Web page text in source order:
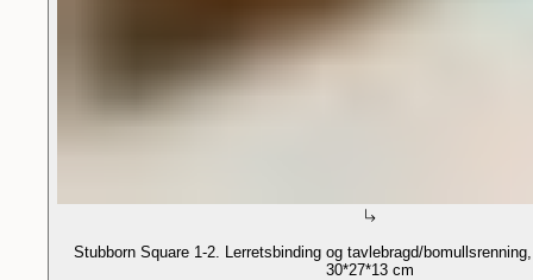
Stubborn Square 1-2. Lerretsbinding og tavlebragd/
30*27*13 cm